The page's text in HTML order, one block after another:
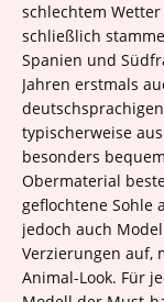
schlechtem
schließlich
Spanien und
Jahren erstmals
deutschsprachigen
typischerweise
besonders
Obermaterial
geflochtene Sohle
jedoch auch
Verzierungen auf,
Animal-Look. Für